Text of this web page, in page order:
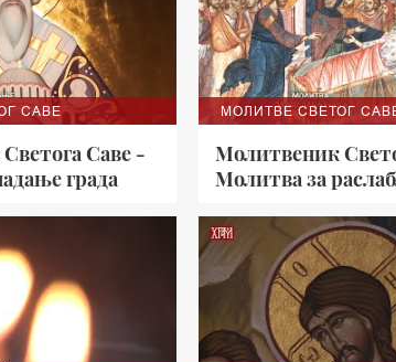
САВЕ
Саве -
града
МОЛИТВЕ СВЕТОГ
Молитвеник
Молитва за